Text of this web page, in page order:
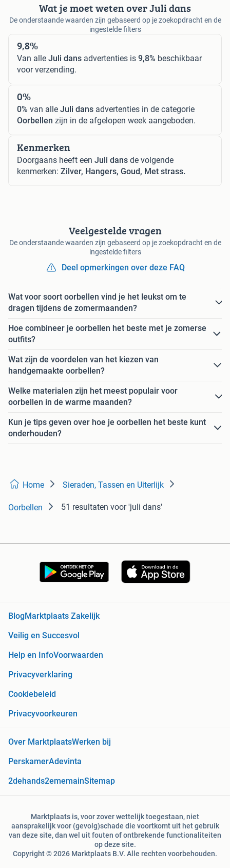
Wat je moet weten over Juli dans
De onderstaande waarden zijn gebaseerd op je zoekopdracht en de
ingestelde filters
9,8%
Van alle Juli dans advertenties is 9,8% beschikbaar
voor verzending.
0%
0% van alle Juli dans advertenties in de categorie
Oorbellen zijn in de afgelopen week aangeboden.
Kenmerken
Doorgaans heeft een Juli dans de volgende
kenmerken: Zilver, Hangers, Goud, Met strass.
Veelgestelde vragen
De onderstaande waarden zijn gebaseerd op je zoekopdracht en de
ingestelde filters
Deel opmerkingen over deze FAQ
Wat voor soort oorbellen vind je het leukst om te
dragen tijdens de zomermaanden?
Hoe combineer je oorbellen het beste met je zomerse
outfits?
Wat zijn de voordelen van het kiezen van
handgemaakte oorbellen?
Welke materialen zijn het meest populair voor
oorbellen in de warme maanden?
Kun je tips geven over hoe je oorbellen het beste kunt
onderhouden?
Home Sieraden, Tassen en Uiterlijk
Oorbellen 51 resultaten voor 'juli dans'
BlogMarktplaats Zakelijk
Veilig en Succesvol
Help en InfoVoorwaarden
Privacyverklaring
Cookiebeleid
Privacyvoorkeuren
Over MarktplaatsWerken bij
PerskamerAdevinta
2dehands2ememainSitemap
Marktplaats is, voor zover wettelijk toegestaan, niet
aansprakelijk voor (gevolg)schade die voortkomt uit het gebruik
van deze site, dan wel uit fouten of ontbrekende functionaliteiten
op deze site.
Copyright © 2026 Marktplaats B.V. Alle rechten voorbehouden.